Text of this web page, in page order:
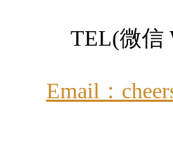
TEL(微信
Email：